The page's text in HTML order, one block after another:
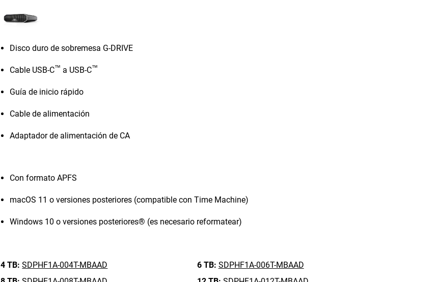
Disco duro de sobremesa G-DRIVE
Cable USB-C™ a USB-C™
Guía de inicio rápido
Cable de alimentación
Adaptador de alimentación de CA
Con formato APFS
macOS 11 o versiones posteriores (compatible con Time Machine)
Windows 10 o versiones posteriores® (es necesario reformatear)
4 TB: SDPHF1A-004T-MBAAD 6 TB: SDPHF1A-006T-MBAAD